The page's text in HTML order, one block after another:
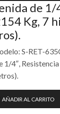
de 1/
Kg, 7
S-RET-
1/4″,
AÑADIR AL CARRITO